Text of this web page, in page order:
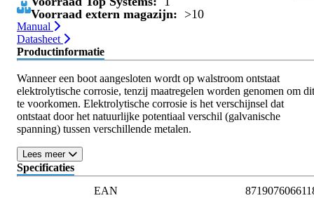
Voorraad extern magazijn: >10
Manual
Datasheet
Productinformatie
Wanneer een boot aangesloten wordt op walstroom ontstaat
elektrolytische corrosie, tenzij maatregelen worden genomen om dit
te voorkomen. Elektrolytische corrosie is het verschijnsel dat
ontstaat door het natuurlijke potentiaal verschil (galvanische
spanning) tussen verschillende metalen.
Lees meer
Specificaties
EAN